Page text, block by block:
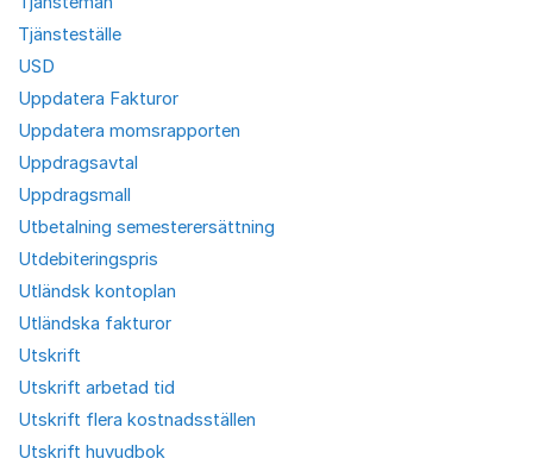
Tjänsteställe
USD
Uppdatera Fakturor
Uppdatera momsrapporten
Uppdragsavtal
Uppdragsmall
Utbetalning semesterersättning
Utdebiteringspris
Utländsk kontoplan
Utländska fakturor
Utskrift
Utskrift arbetad tid
Utskrift flera kostnadsställen
Utskrift huvudbok